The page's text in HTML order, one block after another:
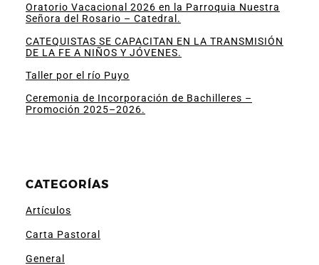
Oratorio Vacacional 2026 en la Parroquia Nuestra
Señora del Rosario – Catedral.
CATEQUISTAS SE CAPACITAN EN LA TRANSMISIÓN
DE LA FE A NIÑOS Y JÓVENES.
Taller por el río Puyo
Ceremonia de Incorporación de Bachilleres –
Promoción 2025–2026.
CATEGORÍAS
Artículos
Carta Pastoral
General